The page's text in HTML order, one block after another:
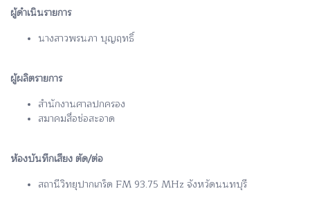
ผู้ดำเนินรายการ
นางสาวพรนภา บุญฤทธิ์
ผู้ผลิตรายการ
สำนักงานศาลปกครอง
สมาคมสื่อช่อสะอาด
ห้องบันทึกเสียง ตัด/ต่อ
สถานีวิทยุปากเกร็ด FM 93.75 MHz จังหวัดนนทบุรี